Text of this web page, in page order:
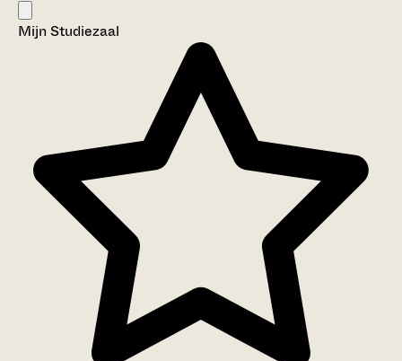
Mijn Studiezaal